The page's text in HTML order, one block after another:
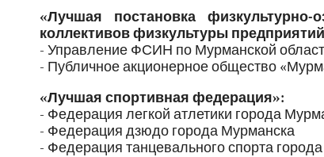
«Лучшая постановка
коллективов физкультуры
- Управление ФСИН по Мурманской
- Публичное акционерное общество
«Лучшая спортивная федерация»:
- Федерация легкой атлетики города
- Федерация дзюдо города Мурманска
- Федерация танцевального спорта